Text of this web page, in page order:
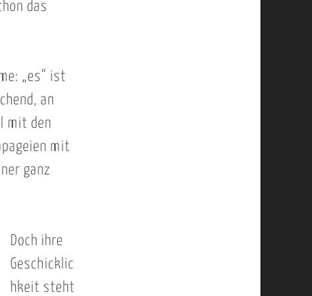
das
„es“ ist
an
mit den
mit
ganz
Doch ihre
Geschicklic
hkeit steht